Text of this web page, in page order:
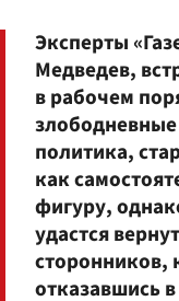
Эксперты
Медведев,
в рабочем
политика,
как
фигуру,
удастся
сторонников,
отказавшись